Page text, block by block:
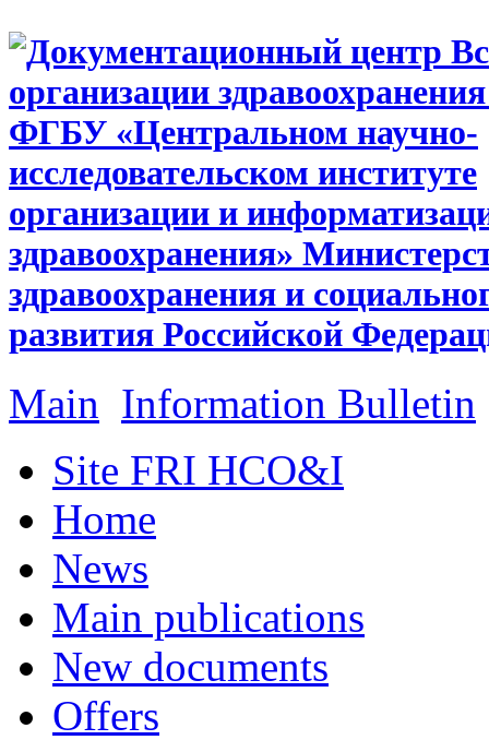
Main Information Bulletin
Site FRI HCO&I
Home
News
Main publications
New documents
Offers